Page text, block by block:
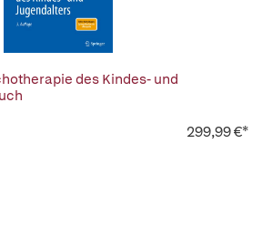
des Kindes- und
299,99 €*